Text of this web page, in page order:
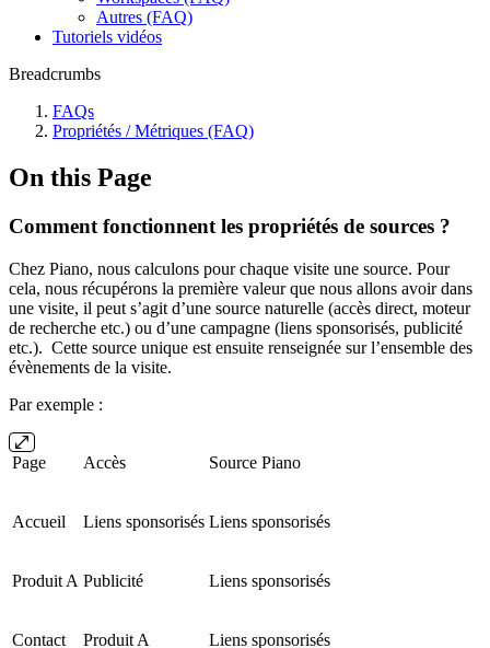
Autres (FAQ)
Tutoriels vidéos
Breadcrumbs
FAQs
Propriétés / Métriques (FAQ)
On this Page
Comment fonctionnent les propriétés de sources ?
Chez Piano, nous calculons pour chaque visite une source. Pour
cela, nous récupérons la première valeur que nous allons avoir dans
une visite, il peut s’agit d’une source naturelle (accès direct, moteur
de recherche etc.) ou d’une campagne (liens sponsorisés, publicité
etc.). Cette source unique est ensuite renseignée sur l’ensemble des
évènements de la visite.
Par exemple :
Page Accès Source Piano
Accueil Liens sponsorisés Liens sponsorisés
Produit A Publicité Liens sponsorisés
Contact Produit A Liens sponsorisés